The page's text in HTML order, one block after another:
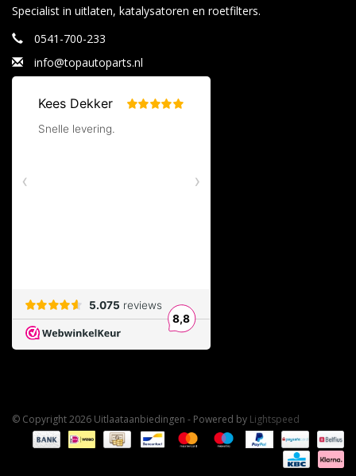
Specialist in uitlaten, katalysatoren en roetfilters.
0541-700-233
info@topautoparts.nl
© Copyright 2026 Uitlaataanbiedingen - Powered by Lightspeed